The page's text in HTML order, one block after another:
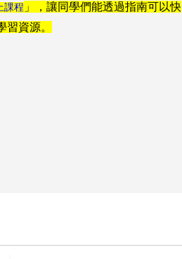
課程 」，讓同學們能透過指南可以快
資源。